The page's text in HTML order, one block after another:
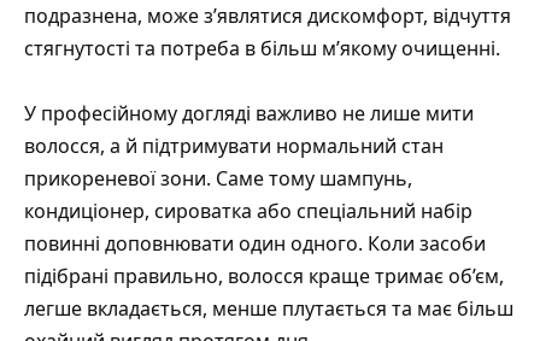
подразнена, може з’являтися дискомфорт, відчуття
стягнутості та потреба в більш м’якому очищенні.
У професійному догляді важливо не лише мити
волосся, а й підтримувати нормальний стан
прикореневої зони. Саме тому шампунь,
кондиціонер, сироватка або спеціальний набір
повинні доповнювати один одного. Коли засоби
підібрані правильно, волосся краще тримає об’єм,
легше вкладається, менше плутається та має більш